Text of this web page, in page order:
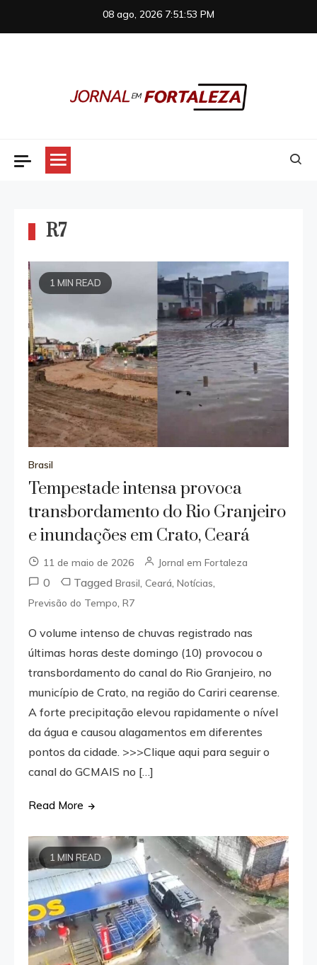
08 ago, 2026 7:51:54 PM
R7
1 MIN READ
Brasil
Tempestade intensa provoca
transbordamento do Rio Granjeiro
e inundações em Crato, Ceará
11 de maio de 2026 Jornal em Fortaleza
0 TaggedBrasil ,Ceará ,Notícias
Previsão do Tempo ,R7
O volume intenso de chuvas registrado nas
últimas horas deste domingo (10) provocou o
transbordamento do canal do Rio Granjeiro, no
município de Crato, na região do Cariri cearense.
A forte precipitação elevou rapidamente o nível
da água e causou alagamentos em diferentes
pontos da cidade. >>>Clique aqui para seguir o
canal do GCMAIS no […]
Read More
1 MIN READ